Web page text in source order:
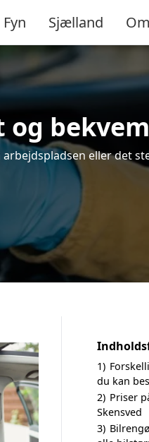
Fyn Sjælland
og
eller det
1)
du kan
2) Priser
Skensved
3)